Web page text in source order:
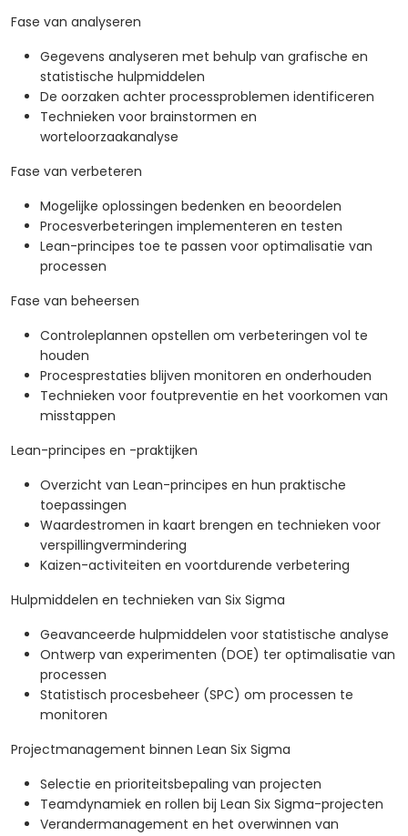
Fase van analyseren
Gegevens analyseren met behulp van grafische en
statistische hulpmiddelen
De oorzaken achter processproblemen identificeren
Technieken voor brainstormen en
worteloorzaakanalyse
Fase van verbeteren
Mogelijke oplossingen bedenken en beoordelen
Procesverbeteringen implementeren en testen
Lean-principes toe te passen voor optimalisatie van
processen
Fase van beheersen
Controleplannen opstellen om verbeteringen vol te
houden
Procesprestaties blijven monitoren en onderhouden
Technieken voor foutpreventie en het voorkomen van
misstappen
Lean-principes en -praktijken
Overzicht van Lean-principes en hun praktische
toepassingen
Waardestromen in kaart brengen en technieken voor
verspillingvermindering
Kaizen-activiteiten en voortdurende verbetering
Hulpmiddelen en technieken van Six Sigma
Geavanceerde hulpmiddelen voor statistische analyse
Ontwerp van experimenten (DOE) ter optimalisatie van
processen
Statistisch procesbeheer (SPC) om processen te
monitoren
Projectmanagement binnen Lean Six Sigma
Selectie en prioriteitsbepaling van projecten
Teamdynamiek en rollen bij Lean Six Sigma-projecten
Verandermanagement en het overwinnen van